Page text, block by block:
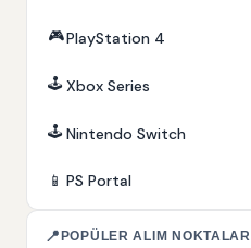
🎮PlayStation 4
🕹️ Xbox Series
🕹️ Nintendo Switch
📱 PS Portal
📍 POPÜLER ALIM NOKTALARI